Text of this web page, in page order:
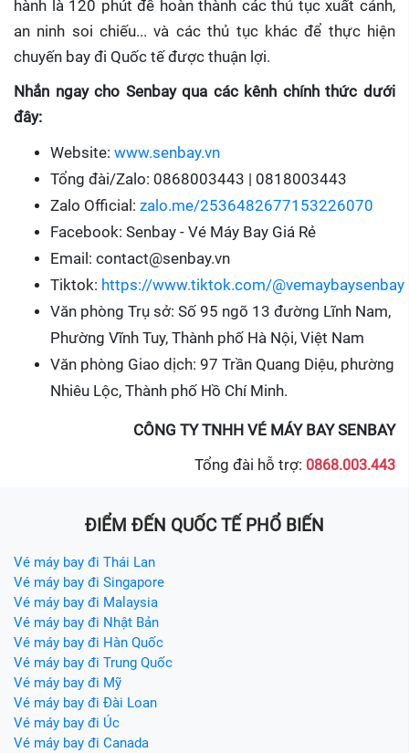
hành là 120 phút để hoàn thành các thủ tục xuất cảnh,
an ninh soi chiếu... và các thủ tục khác để thực hiện
chuyến bay đi Quốc tế được thuận lợi.
Nhắn ngay cho Senbay qua các kênh chính thức dưới
đây:
Website: www.senbay.vn
Tổng đài/Zalo: 0868003443 | 0818003443
Zalo Official: zalo.me/2536482677153226070
Facebook: Senbay - Vé Máy Bay Giá Rẻ
Email: contact@senbay.vn
Tiktok: https://www.tiktok.com/@vemaybaysenbay
Văn phòng Trụ sở: Số 95 ngõ 13 đường Lĩnh Nam,
Phường Vĩnh Tuy, Thành phố Hà Nội, Việt Nam
Văn phòng Giao dịch: 97 Trần Quang Diệu, phường
Nhiêu Lộc, Thành phố Hồ Chí Minh.
CÔNG TY TNHH VÉ MÁY BAY SENBAY
Tổng đài hỗ trợ: 0868.003.443
ĐIỂM ĐẾN QUỐC TẾ PHỔ BIẾN
Vé máy bay đi Thái Lan
Vé máy bay đi Singapore
Vé máy bay đi Malaysia
Vé máy bay đi Nhật Bản
Vé máy bay đi Hàn Quốc
Vé máy bay đi Trung Quốc
Vé máy bay đi Mỹ
Vé máy bay đi Đài Loan
Vé máy bay đi Úc
Vé máy bay đi Canada